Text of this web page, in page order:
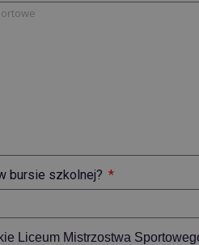
bursie szkolnej?
Liceum Mistrzostwa